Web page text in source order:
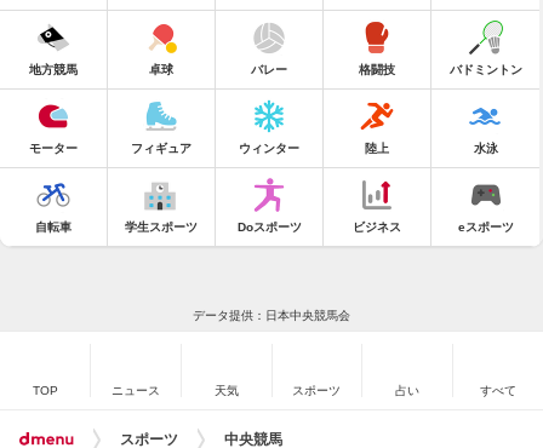
地方競馬 卓球 バレー 格闘技 バドミントン
モーター フィギュア ウィンター 陸上 水泳
自転車 学生スポーツ Doスポーツ ビジネス eスポーツ
データ提供：日本中央競馬会
TOP ニュース 天気 スポーツ 占い すべて
スポーツ 中央競馬